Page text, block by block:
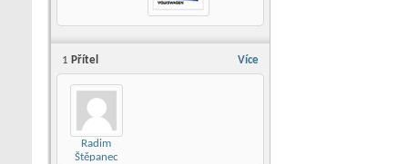
Více
1 Přítel
Radim
Štěpanec